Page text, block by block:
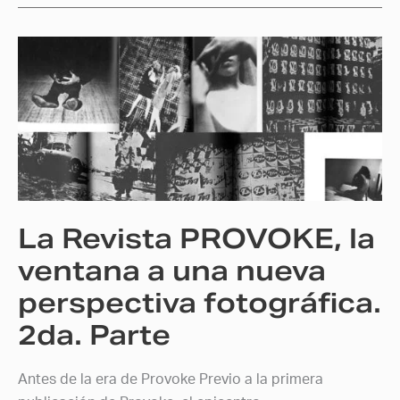
La Revista PROVOKE, la
ventana a una nueva
perspectiva fotográfica.
2da. Parte
Antes de la era de Provoke Previo a la primera
Revista
PROVOKE,
la
ventana
a
una
perspectiva
2da.
Parte